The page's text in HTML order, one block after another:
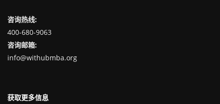
咨询热线:
400-680-9063
咨询邮箱:
info@withubmba.org
获取更多信息